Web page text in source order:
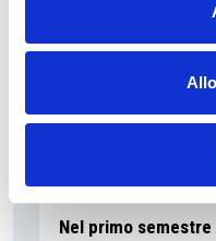
Nel primo